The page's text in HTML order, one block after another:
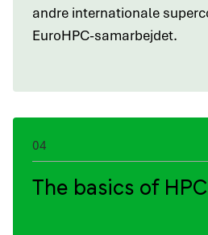
andre internationale
EuroHPC-samarbejdet.
04
The basics of HPC